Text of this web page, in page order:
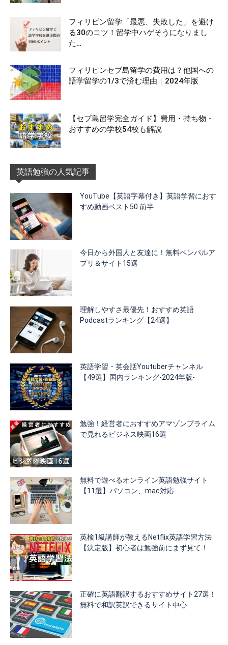
フィリピン留学「最悪、失敗した」を避け
る30のコツ！留学中ハゲそうになりまし
た…
フィリピンセブ島留学の費用は？他国への
語学留学の1/3で済む理由｜2024年版
【セブ島留学完全ガイド】費用・持ち物・
おすすめの学校54校も解説
英語勉強の人気記事
YouTube【英語字幕付き】英語学習におす
すめ動画ベスト50 前半
今日から外国人と友達に！無料ペンパルア
プリ＆サイト15選
理解しやすさ最優先！おすすめ英語
Podcastランキング【24選】
英語学習・英会話Youtuberチャンネル
【49選】国内ランキング-2024年版-
勉強！経営者におすすめアマゾンプライム
で見れるビジネス映画16選
無料で遊べるオンライン英語勉強サイト
【11選】パソコン、mac対応
英検1級講師が教えるNetflix英語学習方法
【決定版】初心者は勉強前にまず見て！
正確に英語翻訳するおすすめサイト27選！
無料で和訳英訳できるサイト中心